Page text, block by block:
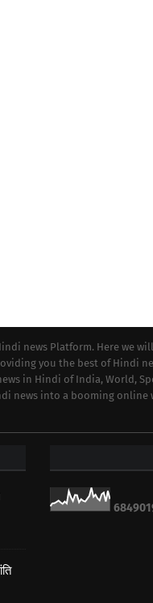
news Platform. Here we
you the best of Hindi
in Hindi of India, World,
news into a booming online
684901